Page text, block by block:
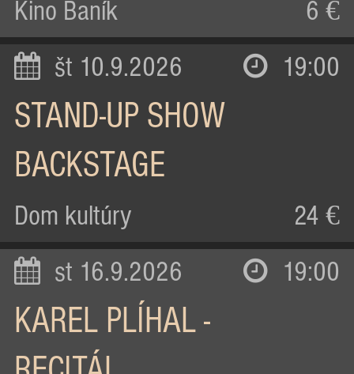
Kino Baník 6 €
št 10.9.2026 19:00
STAND-UP SHOW
BACKSTAGE
Dom kultúry 24 €
st 16.9.2026 19:00
KAREL PLÍHAL -